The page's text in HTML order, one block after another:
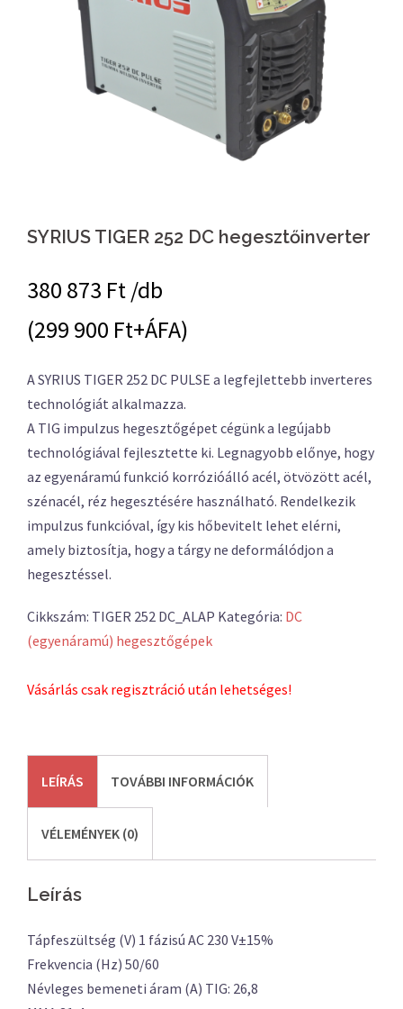
SYRIUS TIGER 252 DC hegesztőinverter
380 873 Ft /db
(299 900 Ft+ÁFA)
A SYRIUS TIGER 252 DC PULSE a legfejlettebb inverteres
technológiát alkalmazza.
A TIG impulzus hegesztőgépet cégünk a legújabb
technológiával fejlesztette ki. Legnagyobb előnye, hogy
az egyenáramú funkció korrózióálló acél, ötvözött acél,
szénacél, réz hegesztésére használható. Rendelkezik
impulzus funkcióval, így kis hőbevitelt lehet elérni,
amely biztosítja, hogy a tárgy ne deformálódjon a
hegesztéssel.
Cikkszám: TIGER 252 DC_ALAP Kategória: DC
(egyenáramú) hegesztőgépek
Vásárlás csak regisztráció után lehetséges!
LEÍRÁS TOVÁBBI INFORMÁCIÓK
VÉLEMÉNYEK (0)
Leírás
Tápfeszültség (V) 1 fázisú AC 230 V±15%
Frekvencia (Hz) 50/60
Névleges bemeneti áram (A) TIG: 26,8